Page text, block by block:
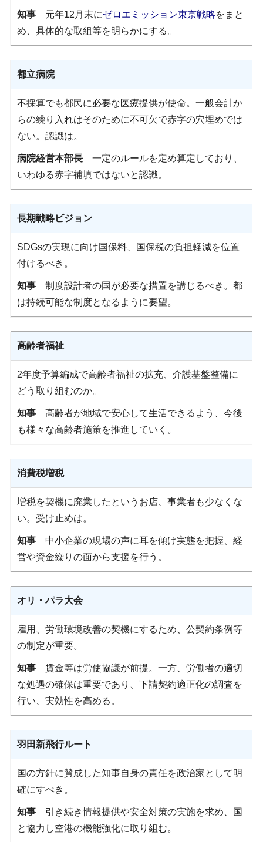
知事元年12月末にゼロエミッション東京戦略をまと
め、具体的な取組等を明らかにする。
都立病院
不採算でも都民に必要な医療提供が使命。一般会計か
らの繰り入れはそのために不可欠で赤字の穴埋めでは
ない。認識は。
病院経営本部長一定のルールを定め算定しており、
いわゆる赤字補填ではないと認識。
長期戦略ビジョン
SDGsの実現に向け国保料、国保税の負担軽減を位置
付けるべき。
知事制度設計者の国が必要な措置を講じるべき。都
は持続可能な制度となるように要望。
高齢者福祉
2年度予算編成で高齢者福祉の拡充、介護基盤整備に
どう取り組むのか。
知事高齢者が地域で安心して生活できるよう、今後
も様々な高齢者施策を推進していく。
消費税増税
増税を契機に廃業したというお店、事業者も少なくな
い。受け止めは。
知事中小企業の現場の声に耳を傾け実態を把握、経
営や資金繰りの面から支援を行う。
オリ・パラ大会
雇用、労働環境改善の契機にするため、公契約条例等
の制定が重要。
知事賃金等は労使協議が前提。一方、労働者の適切
な処遇の確保は重要であり、下請契約適正化の調査を
行い、実効性を高める。
羽田新飛行ルート
国の方針に賛成した知事自身の責任を政治家として明
確にすべき。
知事引き続き情報提供や安全対策の実施を求め、国
と協力し空港の機能強化に取り組む。